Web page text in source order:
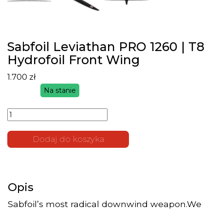
Sabfoil Leviathan PRO 1260 | T8
Hydrofoil Front Wing
1.700 zł
Na stanie
Sabfoil
PRO 1260 |
T8
Wing
Dodaj do koszyka
Opis
Sabfoil’s most radical downwind weapon.We